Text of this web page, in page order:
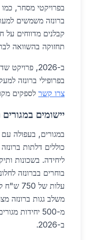
בפרויקטי מסחר, כמו
תחזוקה בהשוואה
ב-2026,
בפרופילי ברונזה
צרו קשר לספקים
יישומים
ליחידה. בשכונות
בוחרים בברונזה
עלות
מ-500 יחידות
ב-2026.